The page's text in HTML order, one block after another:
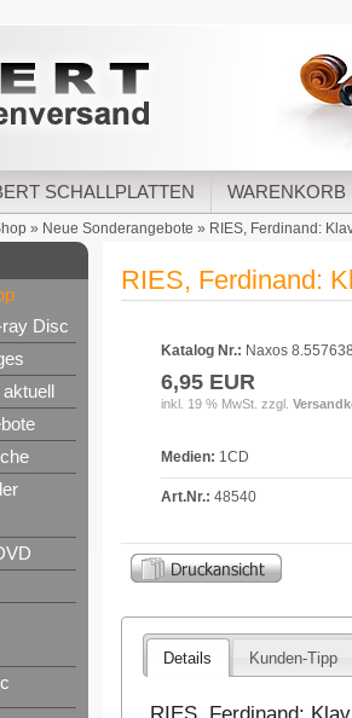
SCHALLPLATTEN WARENKORB
» Neue Sonderangebote » RIES, Ferdinand:
Disc
RIES, Ferdinand:
Katalog Nr.: Naxos
6,95 EUR
inkl. 19 % MwSt. zzgl.
Medien: 1CD
Art.Nr.: 48540
Details Kunden-Tipp